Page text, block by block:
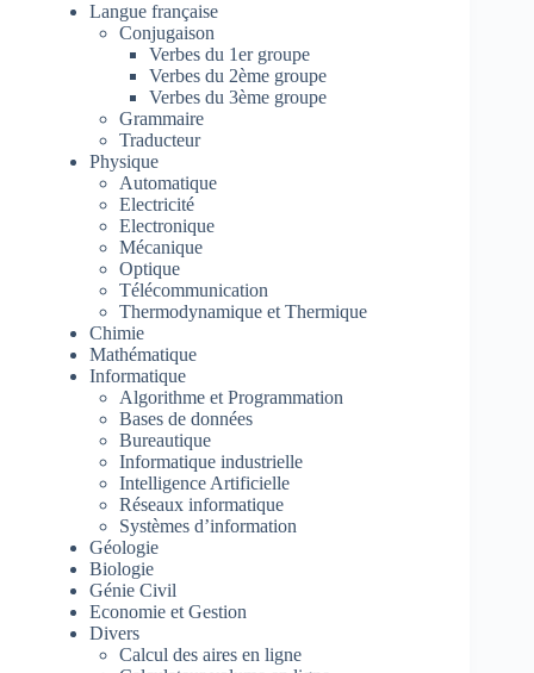
Langue française
Conjugaison
Verbes du 1er groupe
Verbes du 2ème groupe
Verbes du 3ème groupe
Grammaire
Traducteur
Physique
Automatique
Electricité
Electronique
Mécanique
Optique
Télécommunication
Thermodynamique et Thermique
Chimie
Mathématique
Informatique
Algorithme et Programmation
Bases de données
Bureautique
Informatique industrielle
Intelligence Artificielle
Réseaux informatique
Systèmes d’information
Géologie
Biologie
Génie Civil
Economie et Gestion
Divers
Calcul des aires en ligne